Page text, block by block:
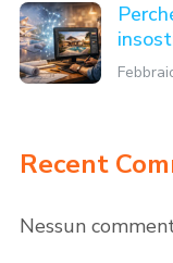
Recent
Nessun